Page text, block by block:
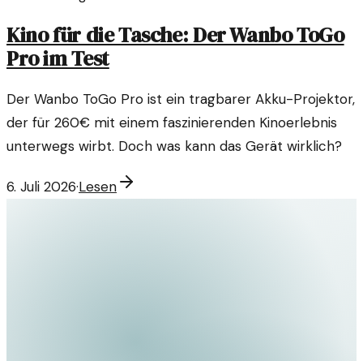
Kino für die Tasche: Der Wanbo ToGo
Pro im Test
Der Wanbo ToGo Pro ist ein tragbarer Akku-Projektor,
der für 260€ mit einem faszinierenden Kinoerlebnis
unterwegs wirbt. Doch was kann das Gerät wirklich?
6. Juli 2026·Lesen